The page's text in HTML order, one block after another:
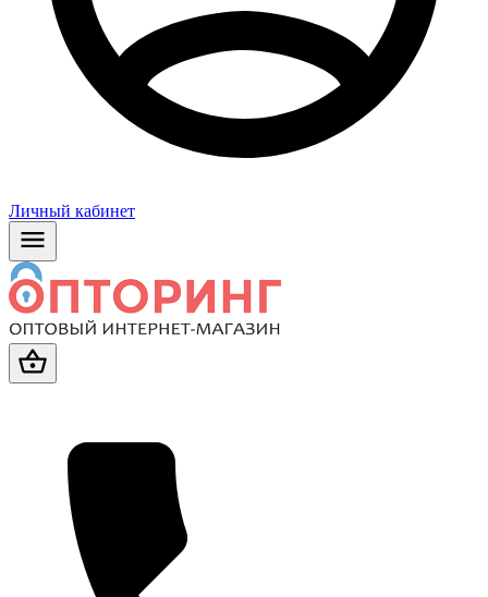
Личный кабинет